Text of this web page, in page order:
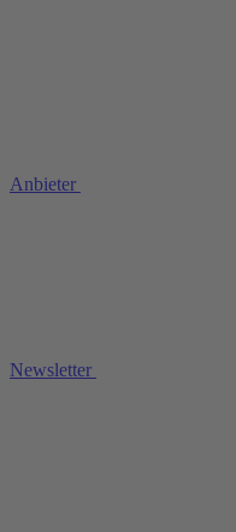
Anbieter
Newsletter